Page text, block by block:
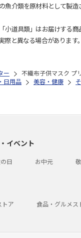
介類を原材料として製
道具類」はお届けする商
と異なる場合があります。
ー
不織布子供マスク プ
日用品 美容・健康
イベント
日 お中元
トア 食品・グルメス